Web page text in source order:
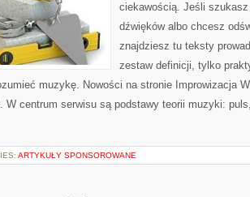
ciekawością. Jeśli
dźwięków albo chcesz
znajdziesz tu teksty
zestaw definicji, tylko
muzykę. Nowości na stronie Improwizacja
W centrum serwisu są podstawy teorii muzyki:
ARTYKUŁY SPONSOROWANE